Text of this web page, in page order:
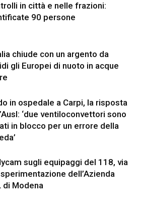
in città e nelle frazioni:
90 persone
chiude con un argento da
gli Europei di nuoto in acque
in ospedale a Carpi, la risposta
‘due ventiloconvettori sono
in blocco per un errore della
sugli equipaggi del 118, via
dell’Azienda
di Modena